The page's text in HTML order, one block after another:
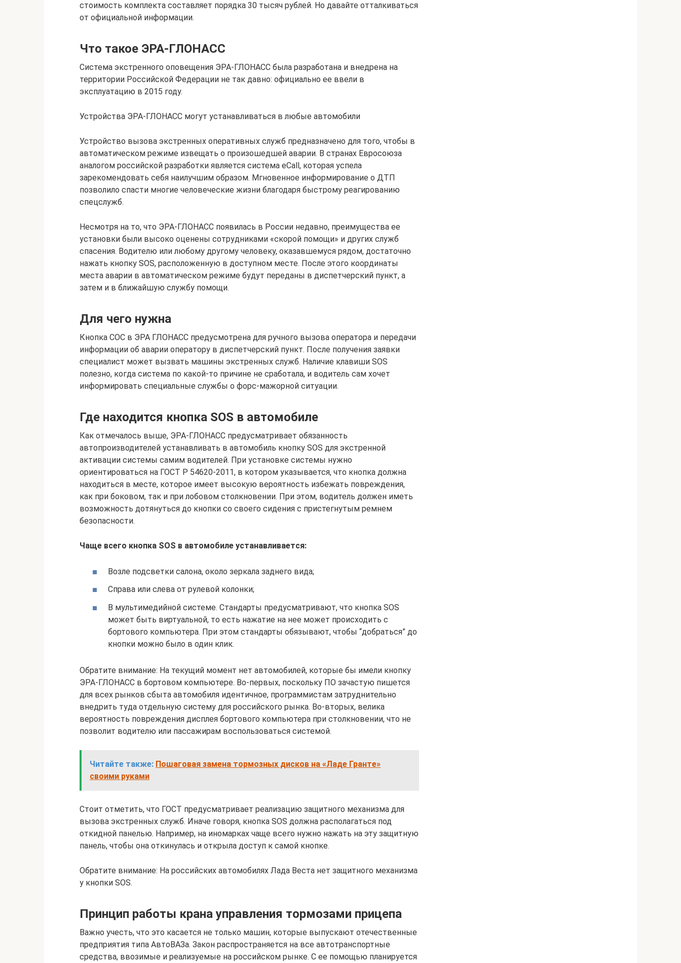
стоимость комплекта составляет порядка 30 тысяч рублей. Но давайте отталкиваться
от официальной информации.
Что такое ЭРА-ГЛОНАСС
Система экстренного оповещения ЭРА-ГЛОНАСС была разработана и внедрена на
территории Российской Федерации не так давно: официально ее ввели в
эксплуатацию в 2015 году.
Устройства ЭРА-ГЛОНАСС могут устанавливаться в любые автомобили
Устройство вызова экстренных оперативных служб предназначено для того, чтобы в
автоматическом режиме извещать о произошедшей аварии. В странах Евросоюза
аналогом российской разработки является система eCall, которая успела
зарекомендовать себя наилучшим образом. Мгновенное информирование о ДТП
позволило спасти многие человеческие жизни благодаря быстрому реагированию
спецслужб.
Несмотря на то, что ЭРА-ГЛОНАСС появилась в России недавно, преимущества ее
установки были высоко оценены сотрудниками «скорой помощи» и других служб
спасения. Водителю или любому другому человеку, оказавшемуся рядом, достаточно
нажать кнопку SOS, расположенную в доступном месте. После этого координаты
места аварии в автоматическом режиме будут переданы в диспетчерский пункт, а
затем и в ближайшую службу помощи.
Для чего нужна
Кнопка СОС в ЭРА ГЛОНАСС предусмотрена для ручного вызова оператора и передачи
информации об аварии оператору в диспетчерский пункт. После получения заявки
специалист может вызвать машины экстренных служб. Наличие клавиши SOS
полезно, когда система по какой-то причине не сработала, и водитель сам хочет
информировать специальные службы о форс-мажорной ситуации.
Где находится кнопка SOS в автомобиле
Как отмечалось выше, ЭРА-ГЛОНАСС предусматривает обязанность
автопроизводителей устанавливать в автомобиль кнопку SOS для экстренной
активации системы самим водителей. При установке системы нужно
ориентироваться на ГОСТ Р 54620-2011, в котором указывается, что кнопка должна
находиться в месте, которое имеет высокую вероятность избежать повреждения,
как при боковом, так и при лобовом столкновении. При этом, водитель должен иметь
возможность дотянуться до кнопки со своего сидения с пристегнутым ремнем
безопасности.
Чаще всего кнопка SOS в автомобиле устанавливается:
Возле подсветки салона, около зеркала заднего вида;
Справа или слева от рулевой колонки;
В мультимедийной системе. Стандарты предусматривают, что кнопка SOS
может быть виртуальной, то есть нажатие на нее может происходить с
бортового компьютера. При этом стандарты обязывают, чтобы “добраться” до
кнопки можно было в один клик.
Обратите внимание: На текущий момент нет автомобилей, которые бы имели кнопку
ЭРА-ГЛОНАСС в бортовом компьютере. Во-первых, поскольку ПО зачастую пишется
для всех рынков сбыта автомобиля идентичное, программистам затруднительно
внедрить туда отдельную систему для российского рынка. Во-вторых, велика
вероятность повреждения дисплея бортового компьютера при столкновении, что не
позволит водителю или пассажирам воспользоваться системой.
Читайте также: Пошаговая замена тормозных дисков на «Ладе Гранте»
своими руками
Стоит отметить, что ГОСТ предусматривает реализацию защитного механизма для
вызова экстренных служб. Иначе говоря, кнопка SOS должна располагаться под
откидной панелью. Например, на иномарках чаще всего нужно нажать на эту защитную
панель, чтобы она откинулась и открыла доступ к самой кнопке.
Обратите внимание: На российских автомобилях Лада Веста нет защитного механизма
у кнопки SOS.
Принцип работы крана управления тормозами прицепа
Важно учесть, что это касается не только машин, которые выпускают отечественные
предприятия типа АвтоВАЗа. Закон распространяется на все автотранспортные
средства, ввозимые и реализуемые на российском рынке. С ее помощью планируется